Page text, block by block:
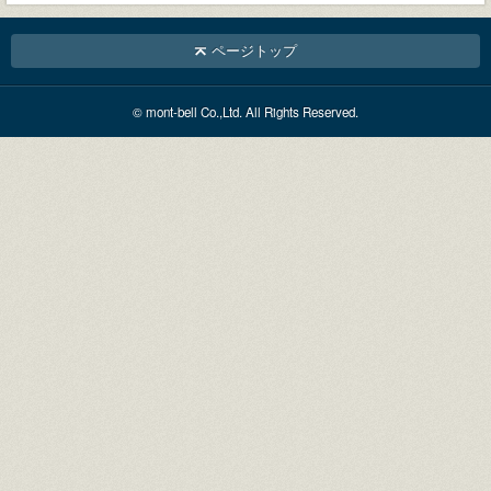
ページトップ
© mont-bell Co.,Ltd. All Rights Reserved.